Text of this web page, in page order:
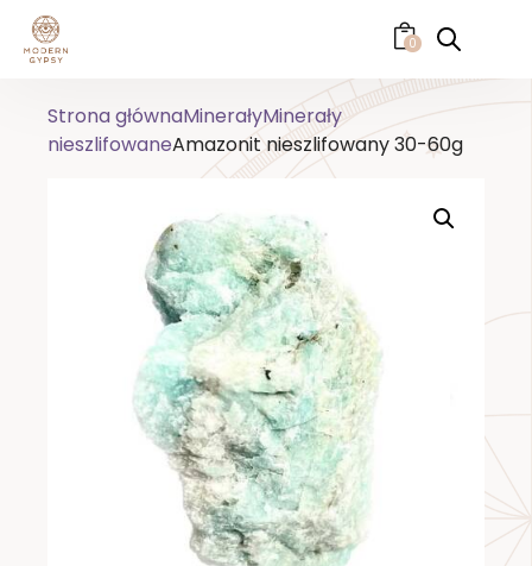
0
Strona głównaMinerałyMinerały
nieszlifowaneAmazonit nieszlifowany 30-60g